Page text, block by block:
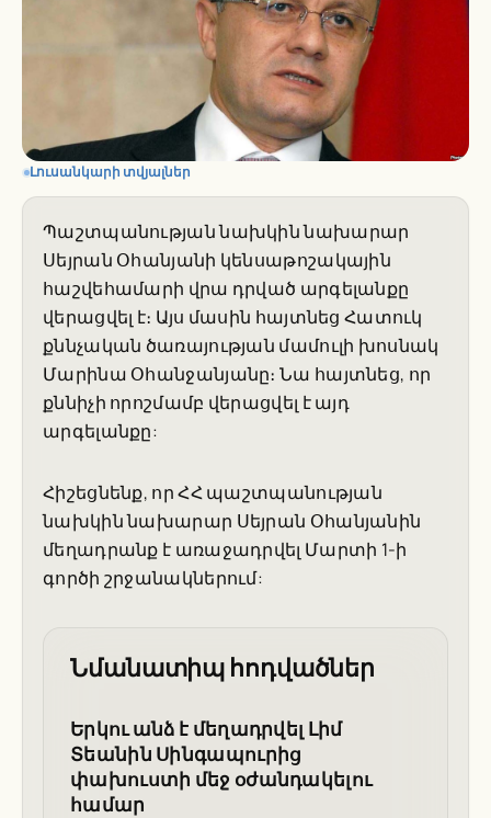
Լուսանկարի տվյալներ
Պաշտպանության նախկին նախարար
Սեյրան Օհանյանի կենսաթոշակային
հաշվեհամարի վրա դրված արգելանքը
վերացվել է։ Այս մասին հայտնեց Հատուկ
քննչական ծառայության մամուլի խոսնակ
Մարինա Օհանջանյանը։ Նա հայտնեց, որ
քննիչի որոշմամբ վերացվել է այդ
արգելանքը:
Հիշեցնենք, որ ՀՀ պաշտպանության
նախկին նախարար Սեյրան Օհանյանին
մեղադրանք է առաջադրվել Մարտի 1-ի
գործի շրջանակներում:
Նմանատիպ հոդվածներ
Երկու անձ է մեղադրվել Լիմ
Տեանին Սինգապուրից
փախուստի մեջ օժանդակելու
համար